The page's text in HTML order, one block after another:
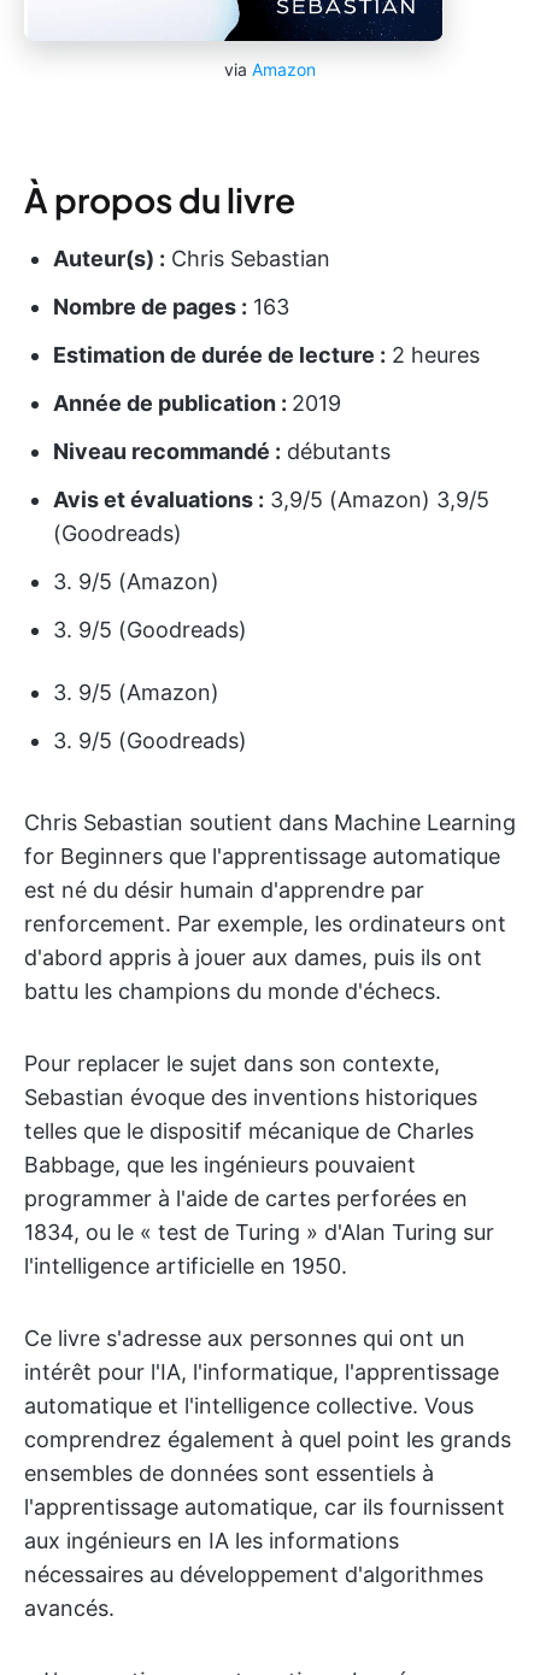
via Amazon
À propos du livre
Auteur(s) : Chris Sebastian
Nombre de pages : 163
Estimation de durée de lecture : 2 heures
Année de publication : 2019
Niveau recommandé : débutants
Avis et évaluations : 3,9/5 (Amazon) 3,9/5
(Goodreads)
3. 9/5 (Amazon)
3. 9/5 (Goodreads)
3. 9/5 (Amazon)
3. 9/5 (Goodreads)
Chris Sebastian soutient dans Machine Learning
for Beginners que l'apprentissage automatique
est né du désir humain d'apprendre par
renforcement. Par exemple, les ordinateurs ont
d'abord appris à jouer aux dames, puis ils ont
battu les champions du monde d'échecs.
Pour replacer le sujet dans son contexte,
Sebastian évoque des inventions historiques
telles que le dispositif mécanique de Charles
Babbage, que les ingénieurs pouvaient
programmer à l'aide de cartes perforées en
1834, ou le « test de Turing » d'Alan Turing sur
l'intelligence artificielle en 1950.
Ce livre s'adresse aux personnes qui ont un
intérêt pour l'IA, l'informatique, l'apprentissage
automatique et l'intelligence collective. Vous
comprendrez également à quel point les grands
ensembles de données sont essentiels à
l'apprentissage automatique, car ils fournissent
aux ingénieurs en IA les informations
nécessaires au développement d'algorithmes
avancés.